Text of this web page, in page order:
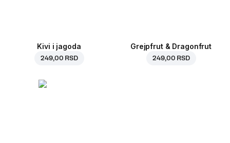
Kivi i jagoda
249,00 RSD
Grejpfrut & Dragonfrut
249,00 RSD